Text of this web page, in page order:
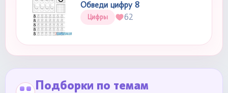
Обведи цифру 8
Цифры 62
Подборки по темам